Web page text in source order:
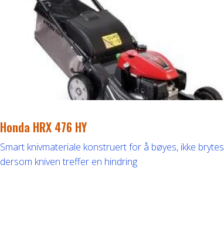
Honda HRX 476 HY
Smart knivmateriale konstruert for å bøyes, ikke brytes
dersom kniven treffer en hindring